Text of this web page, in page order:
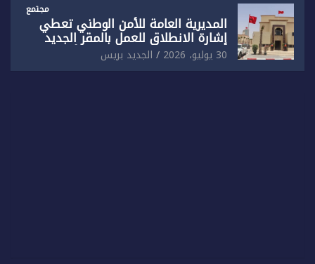
مجتمع
المديرية العامة للأمن الوطني تعطي
إشارة الانطلاق للعمل بالمقر الجديد
للدائرة الثالثة للشرطة بولاية أمن العيون
30 يوليو، 2026 الجديد بريس